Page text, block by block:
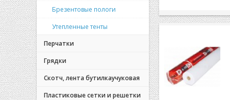
Брезентовые пологи
Утепленные тенты
Перчатки
Грядки
Скотч, лента бутилкаучуковая
Пластиковые сетки и решетки